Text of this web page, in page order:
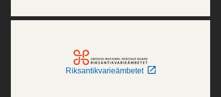
Riksantikvarieämbetet